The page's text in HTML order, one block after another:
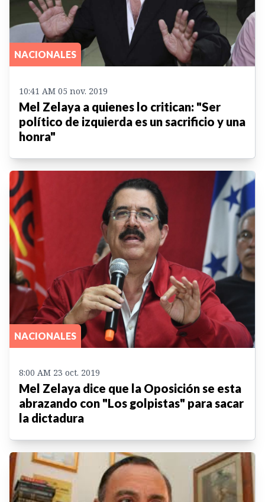
NACIONALES
10:41 AM 05 nov. 2019
Mel Zelaya a quienes lo critican: "Ser
político de izquierda es un sacrificio y una
honra"
NACIONALES
8:00 AM 23 oct. 2019
Mel Zelaya dice que la Oposición se esta
abrazando con "Los golpistas" para sacar
la dictadura